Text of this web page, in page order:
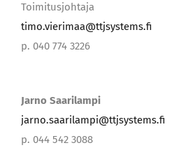
Toimitusjohtaja
timo.vierimaa@ttjsystems.fi
p. 040 774 3226
Jarno Saarilampi
jarno.saarilampi@ttjsystems.fi
p. 044 542 3088